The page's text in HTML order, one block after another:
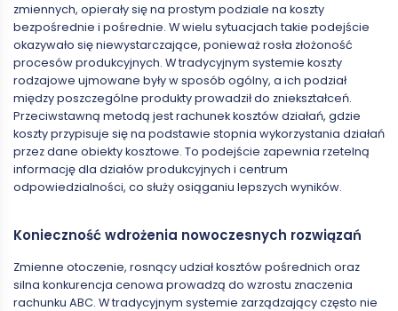
zmiennych, opierały się na prostym podziale na koszty
bezpośrednie i pośrednie. W wielu sytuacjach takie podejście
okazywało się niewystarczające, ponieważ rosła złożoność
procesów produkcyjnych. W tradycyjnym systemie koszty
rodzajowe ujmowane były w sposób ogólny, a ich podział
między poszczególne produkty prowadził do zniekształceń.
Przeciwstawną metodą jest rachunek kosztów działań, gdzie
koszty przypisuje się na podstawie stopnia wykorzystania działań
przez dane obiekty kosztowe. To podejście zapewnia rzetelną
informację dla działów produkcyjnych i centrum
odpowiedzialności, co służy osiąganiu lepszych wyników.
Konieczność wdrożenia nowoczesnych rozwiązań
Zmienne otoczenie, rosnący udział kosztów pośrednich oraz
silna konkurencja cenowa prowadzą do wzrostu znaczenia
rachunku ABC. W tradycyjnym systemie zarządzający często nie